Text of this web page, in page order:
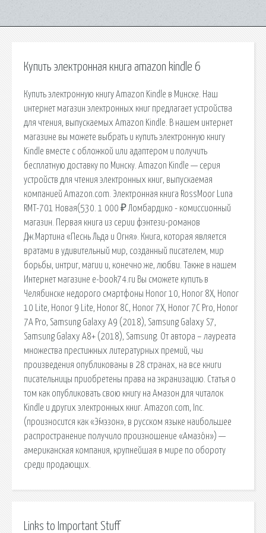
Купить электронная книга amazon kindle 6
Купить электронную книгу Amazon Kindle в Минске. Наш
интернет магазин электронных книг предлагает устройства
для чтения, выпускаемых Amazon Kindle. В нашем интернет
магазине вы можете выбрать и купить электронную книгу
Kindle вместе с обложкой или адаптером и получить
бесплатную доставку по Минску. Amazon Kindle — серия
устройств для чтения электронных книг, выпускаемая
компанией Amazon.com. Электронная книга RossMoor Luna
RMT-701 Новая(530. 1 000 ₽ Ломбардико - комиссионный
магазин. Первая книга из серии фэнтези-романов
Дж.Мартина «Песнь Льда и Огня». Книга, которая является
вратами в удивительный мир, созданный писателем, мир
борьбы, интриг, магии и, конечно же, любви. Также в нашем
Интернет магазине e-book74.ru Вы сможете купить в
Челябинске недорого смартфоны Honor 10, Honor 8X, Honor
10 Lite, Honor 9 Lite, Honor 8C, Honor 7X, Honor 7C Pro, Honor
7A Pro, Samsung Galaxy A9 (2018), Samsung Galaxy S7,
Samsung Galaxy A8+ (2018), Samsung. От автора – лауреата
множества престижных литературных премий, чьи
произведения опубликованы в 28 странах, на все книги
писательницы приобретены права на экранизацию. Статья о
том как опубликовать свою книгу на Амазон для читалок
Kindle и других электронных книг. Amazon.com, Inc.
(произносится как «Э́мэзон», в русском языке наибольшее
распространение получило произношение «Амазо́н») —
американская компания, крупнейшая в мире по обороту
среди продающих.
Links to Important Stuff